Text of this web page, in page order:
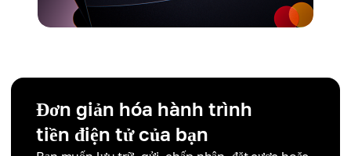
Đơn giản hóa hành trình
tiền điện tử của bạn